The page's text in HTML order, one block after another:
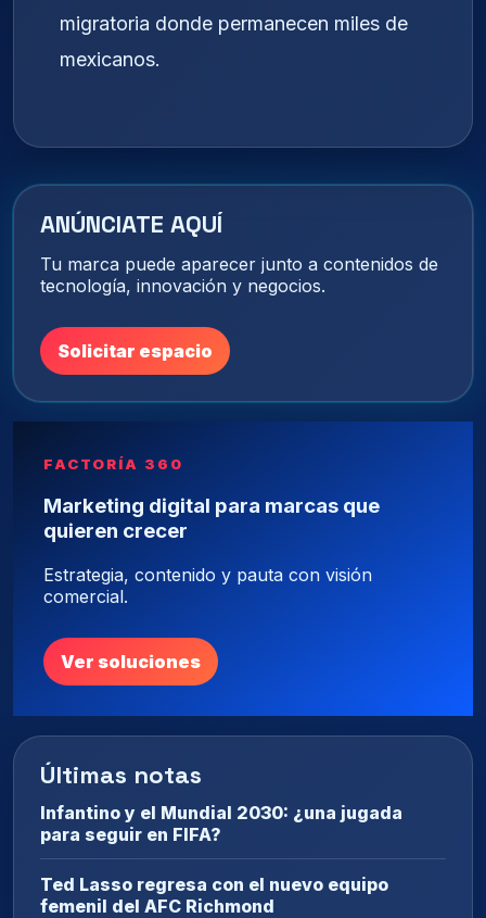
migratoria donde permanecen miles de
mexicanos.
ANÚNCIATE AQUÍ
Tu marca puede aparecer junto a contenidos de
tecnología, innovación y negocios.
Solicitar espacio
FACTORÍA 360
Marketing digital para marcas que
quieren crecer
Estrategia, contenido y pauta con visión
comercial.
Ver soluciones
Últimas notas
Infantino y el Mundial 2030: ¿una jugada
para seguir en FIFA?
Ted Lasso regresa con el nuevo equipo
femenil del AFC Richmond